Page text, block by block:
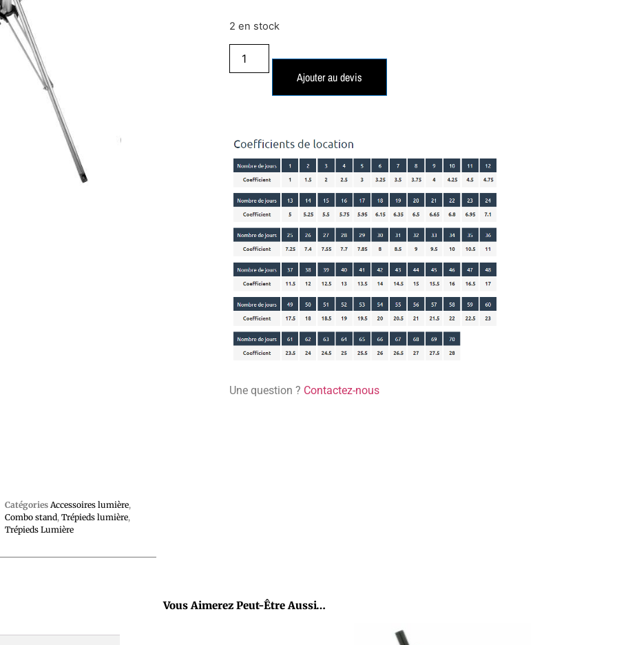
2 en stock
Ajouter au devis
Une question ? Contactez-nous
Catégories Accessoires lumière,
Combo stand, Trépieds lumière,
Trépieds Lumière
Vous Aimerez Peut-Être Aussi…